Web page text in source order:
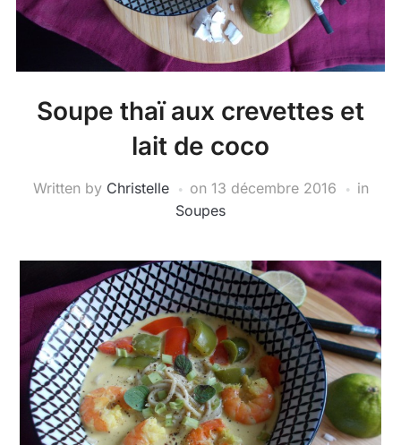
Soupe thaï aux crevettes et
lait de coco
Written by Christelle on 13 décembre 2016
in
Soupes